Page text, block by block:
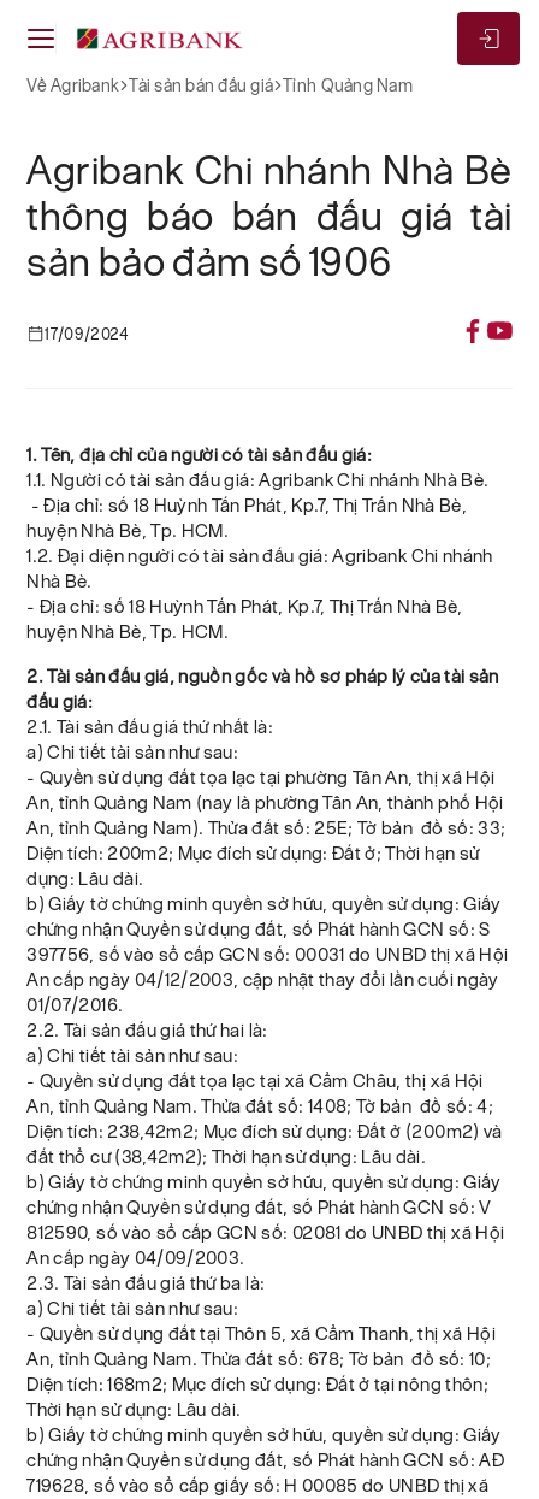
Về Agribank Tài sản bán đấu giá Tỉnh Quảng Nam
Agribank Chi nhánh Nhà Bè
thông báo bán đấu giá tài
sản bảo đảm số 1906
17/09/2024
1. Tên, địa chỉ của người có tài sản đấu giá:
1.1. Người có tài sản đấu giá: Agribank Chi nhánh Nhà Bè.
- Địa chỉ: số 18 Huỳnh Tấn Phát, Kp.7, Thị Trấn Nhà Bè,
huyện Nhà Bè, Tp. HCM.
1.2. Đại diện người có tài sản đấu giá: Agribank Chi nhánh
Nhà Bè.
- Địa chỉ: số 18 Huỳnh Tấn Phát, Kp.7, Thị Trấn Nhà Bè,
huyện Nhà Bè, Tp. HCM.
2. Tài sản đấu giá, nguồn gốc và hồ sơ pháp lý của tài sản
đấu giá:
2.1. Tài sản đấu giá thứ nhất là:
a) Chi tiết tài sản như sau:
- Quyền sử dụng đất tọa lạc tại phường Tân An, thị xã Hội
An, tỉnh Quảng Nam (nay là phường Tân An, thành phố Hội
An, tỉnh Quảng Nam). Thửa đất số: 25E; Tờ bản đồ số: 33;
Diện tích: 200m2; Mục đích sử dụng: Đất ở; Thời hạn sử
dụng: Lâu dài.
b) Giấy tờ chứng minh quyền sở hữu, quyền sử dụng: Giấy
chứng nhận Quyền sử dụng đất, số Phát hành GCN số: S
397756, số vào sổ cấp GCN số: 00031 do UNBD thị xã Hội
An cấp ngày 04/12/2003, cập nhật thay đổi lần cuối ngày
01/07/2016.
2.2. Tài sản đấu giá thứ hai là:
a) Chi tiết tài sản như sau:
- Quyền sử dụng đất tọa lạc tại xã Cẩm Châu, thị xã Hội
An, tỉnh Quảng Nam. Thửa đất số: 1408; Tờ bản đồ số: 4;
Diện tích: 238,42m2; Mục đích sử dụng: Đất ở (200m2) và
đất thổ cư (38,42m2); Thời hạn sử dụng: Lâu dài.
b) Giấy tờ chứng minh quyền sở hữu, quyền sử dụng: Giấy
chứng nhận Quyền sử dụng đất, số Phát hành GCN số: V
812590, số vào sổ cấp GCN số: 02081 do UNBD thị xã Hội
An cấp ngày 04/09/2003.
2.3. Tài sản đấu giá thứ ba là:
a) Chi tiết tài sản như sau:
- Quyền sử dụng đất tại Thôn 5, xã Cẩm Thanh, thị xã Hội
An, tỉnh Quảng Nam. Thửa đất số: 678; Tờ bản đồ số: 10;
Diện tích: 168m2; Mục đích sử dụng: Đất ở tại nông thôn;
Thời hạn sử dụng: Lâu dài.
b) Giấy tờ chứng minh quyền sở hữu, quyền sử dụng: Giấy
chứng nhận Quyền sử dụng đất, số Phát hành GCN số: AĐ
719628, số vào sổ cấp giấy số: H 00085 do UNBD thị xã